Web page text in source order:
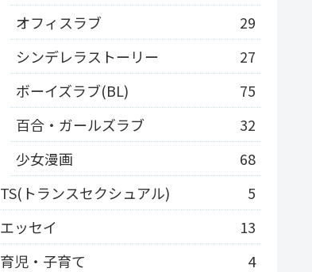
オフィスラブ
29
シンデレラストーリー
27
ボーイズラブ(BL)
75
百合・ガールズラブ
32
少女漫画
68
TS(トランスセクシュアル)
5
エッセイ
13
育児・子育て
4